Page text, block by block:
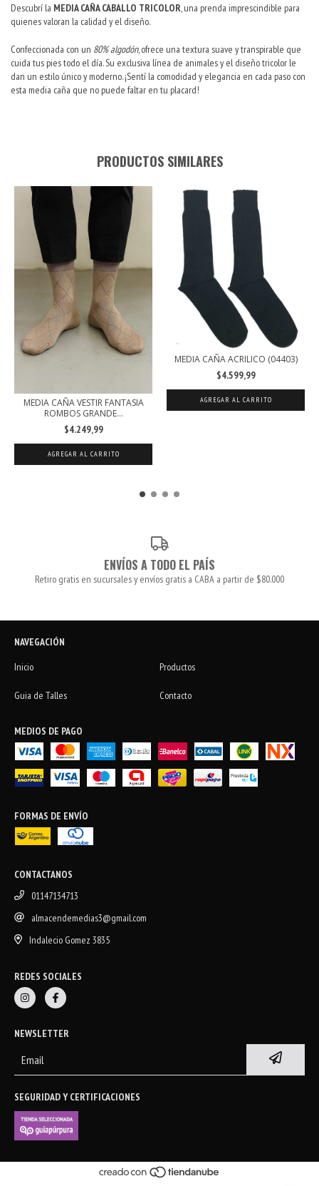
Descubrí la MEDIA CAÑA CABALLO TRICOLOR , una prenda imprescindible para
quienes valoran la calidad y el diseño.
Confeccionada con un 80% algodón, ofrece una textura suave y transpirable que
cuida tus pies todo el día. Su exclusiva línea de animales y el diseño tricolor le
dan un estilo único y moderno. ¡Sentí la comodidad y elegancia en cada paso con
esta media caña que no puede faltar en tu placard!
PRODUCTOS SIMILARES
MEDIA CAÑA VESTIR FANTASIA
ROMBOS GRANDE...
$4.249,99
AGREGAR AL CARRITO
MEDIA CAÑA ACRILICO (04403)
$4.599,99
AGREGAR AL CARRITO
ENVÍOS A TODO EL PAÍS
Retiro gratis en sucursales y envíos gratis a CABA a partir de $80.000
NAVEGACIÓN
Inicio
Productos
Guia de Talles Contacto
MEDIOS DE PAGO
FORMAS DE ENVÍO
CONTACTANOS
01147134713
almacendemedias3@gmail.com
Indalecio Gomez 3835
REDES SOCIALES
NEWSLETTER
SEGURIDAD Y CERTIFICACIONES